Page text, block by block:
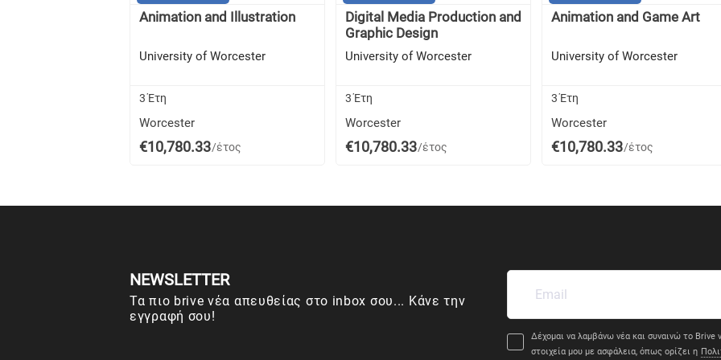
Animation and Illustration
University of Worcester
3 Έτη
Worcester
€10,780.33/έτος
Digital Media Production and
Graphic Design
University of Worcester
3 Έτη
Worcester
€10,780.33/έτος
Animation and Game Art
University of Worcester
3 Έτη
Worcester
€10,780.33/έτος
NEWSLETTER
Τα πιο brive νέα απευθείας στο inbox σου... Κάνε την
εγγραφή σου!
Δέχομαι να λαμβάνω νέα και συναινώ το Brive
στοιχεία μου με ασφάλεια, όπως ορίζει η